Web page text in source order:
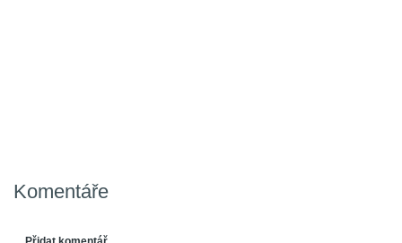
Komentáře